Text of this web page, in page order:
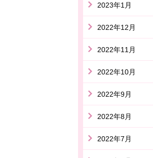
2023年1月
2022年12月
2022年11月
2022年10月
2022年9月
2022年8月
2022年7月